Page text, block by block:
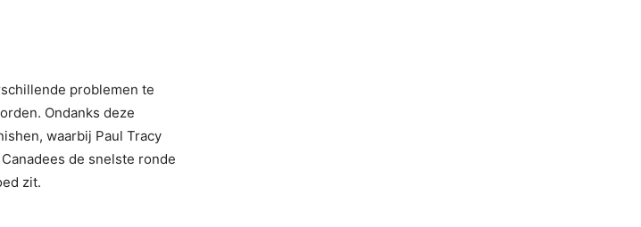
problemen te
Ondanks deze
waarbij Paul Tracy
de snelste ronde
zit.